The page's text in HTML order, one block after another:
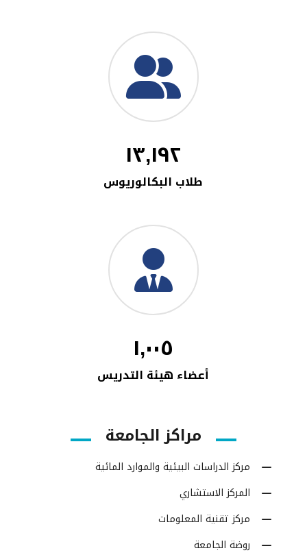
١٣,١٩٢
طلاب البكالوريوس
١,٠٠٥
أعضاء هيئة التدريس
مراكز الجامعة
مركز الدراسات البيئية والموارد المائية
المركز الاستشاري
مركز تقنية المعلومات
روضة الجامعة